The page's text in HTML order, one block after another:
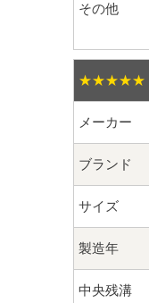
その他
★★★★★
メーカー
ブランド
サイズ
製造年
中央残溝